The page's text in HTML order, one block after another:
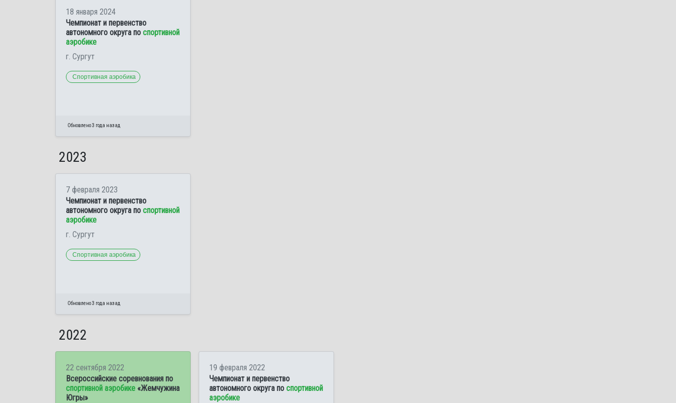
18 января 2024
Чемпионат и первенство
автономного округа по спортивной
аэробике
г. Сургут
Спортивная аэробика
Обновлено 3 года назад
2023
7 февраля 2023
Чемпионат и первенство
автономного округа по спортивной
аэробике
г. Сургут
Спортивная аэробика
Обновлено 3 года назад
2022
22 сентября 2022
Всероссийские соревнования по
спортивной аэробике «Жемчужина
Югры»
19 февраля 2022
Чемпионат и первенство
автономного округа по спортивной
аэробике